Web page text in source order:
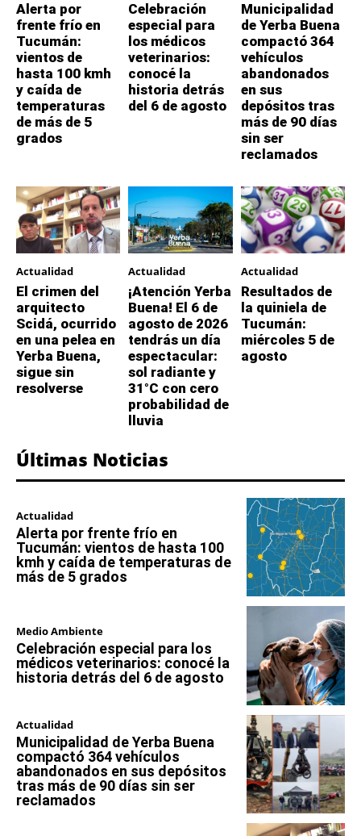
Alerta por
frente frío en
Tucumán:
vientos de
hasta 100 kmh
y caída de
temperaturas
de más de 5
grados
Celebración
especial para
los médicos
veterinarios:
conocé la
historia detrás
del 6 de agosto
Municipalidad
de Yerba Buena
compactó 364
vehículos
abandonados
en sus
depósitos tras
más de 90 días
sin ser
reclamados
Actualidad
El crimen del
arquitecto
Scidá, ocurrido
en una pelea en
Yerba Buena,
sigue sin
resolverse
Actualidad
¡Atención Yerba
Buena! El 6 de
agosto de 2026
tendrás un día
espectacular:
sol radiante y
31°C con cero
probabilidad de
lluvia
Actualidad
Resultados de
la quiniela de
Tucumán:
miércoles 5 de
agosto
Últimas Noticias
Actualidad
Alerta por frente frío en
Tucumán: vientos de hasta 100
kmh y caída de temperaturas de
más de 5 grados
Medio Ambiente
Celebración especial para los
médicos veterinarios: conocé la
historia detrás del 6 de agosto
Actualidad
Municipalidad de Yerba Buena
compactó 364 vehículos
abandonados en sus depósitos
tras más de 90 días sin ser
reclamados